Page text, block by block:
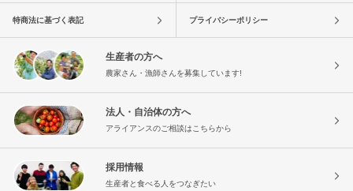
特商法に基づく表記 プライバシーポリシー
生産者の方へ
農家さん・漁師さんを募集しています!
法人・自治体の方へ
アライアンスのご相談はこちらから
採用情報
生産者と食べる人をつなぎたい